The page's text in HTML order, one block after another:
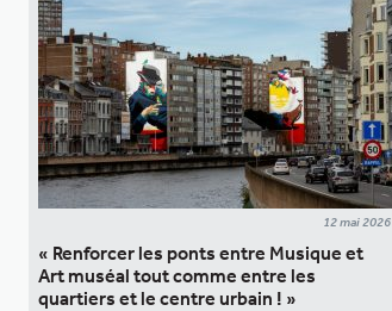
12 mai 2026
« Renforcer les ponts entre Musique et
Art muséal tout comme entre les
quartiers et le centre urbain ! »